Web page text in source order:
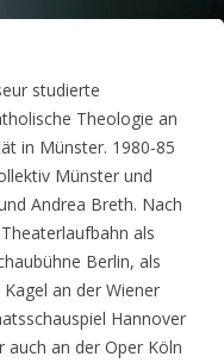
studierte
Theologie an
in Münster. 1980-85
Münster und
Andrea Breth. Nach
als
Berlin, als
an der Wiener
Hannover
auch an der Oper Köln